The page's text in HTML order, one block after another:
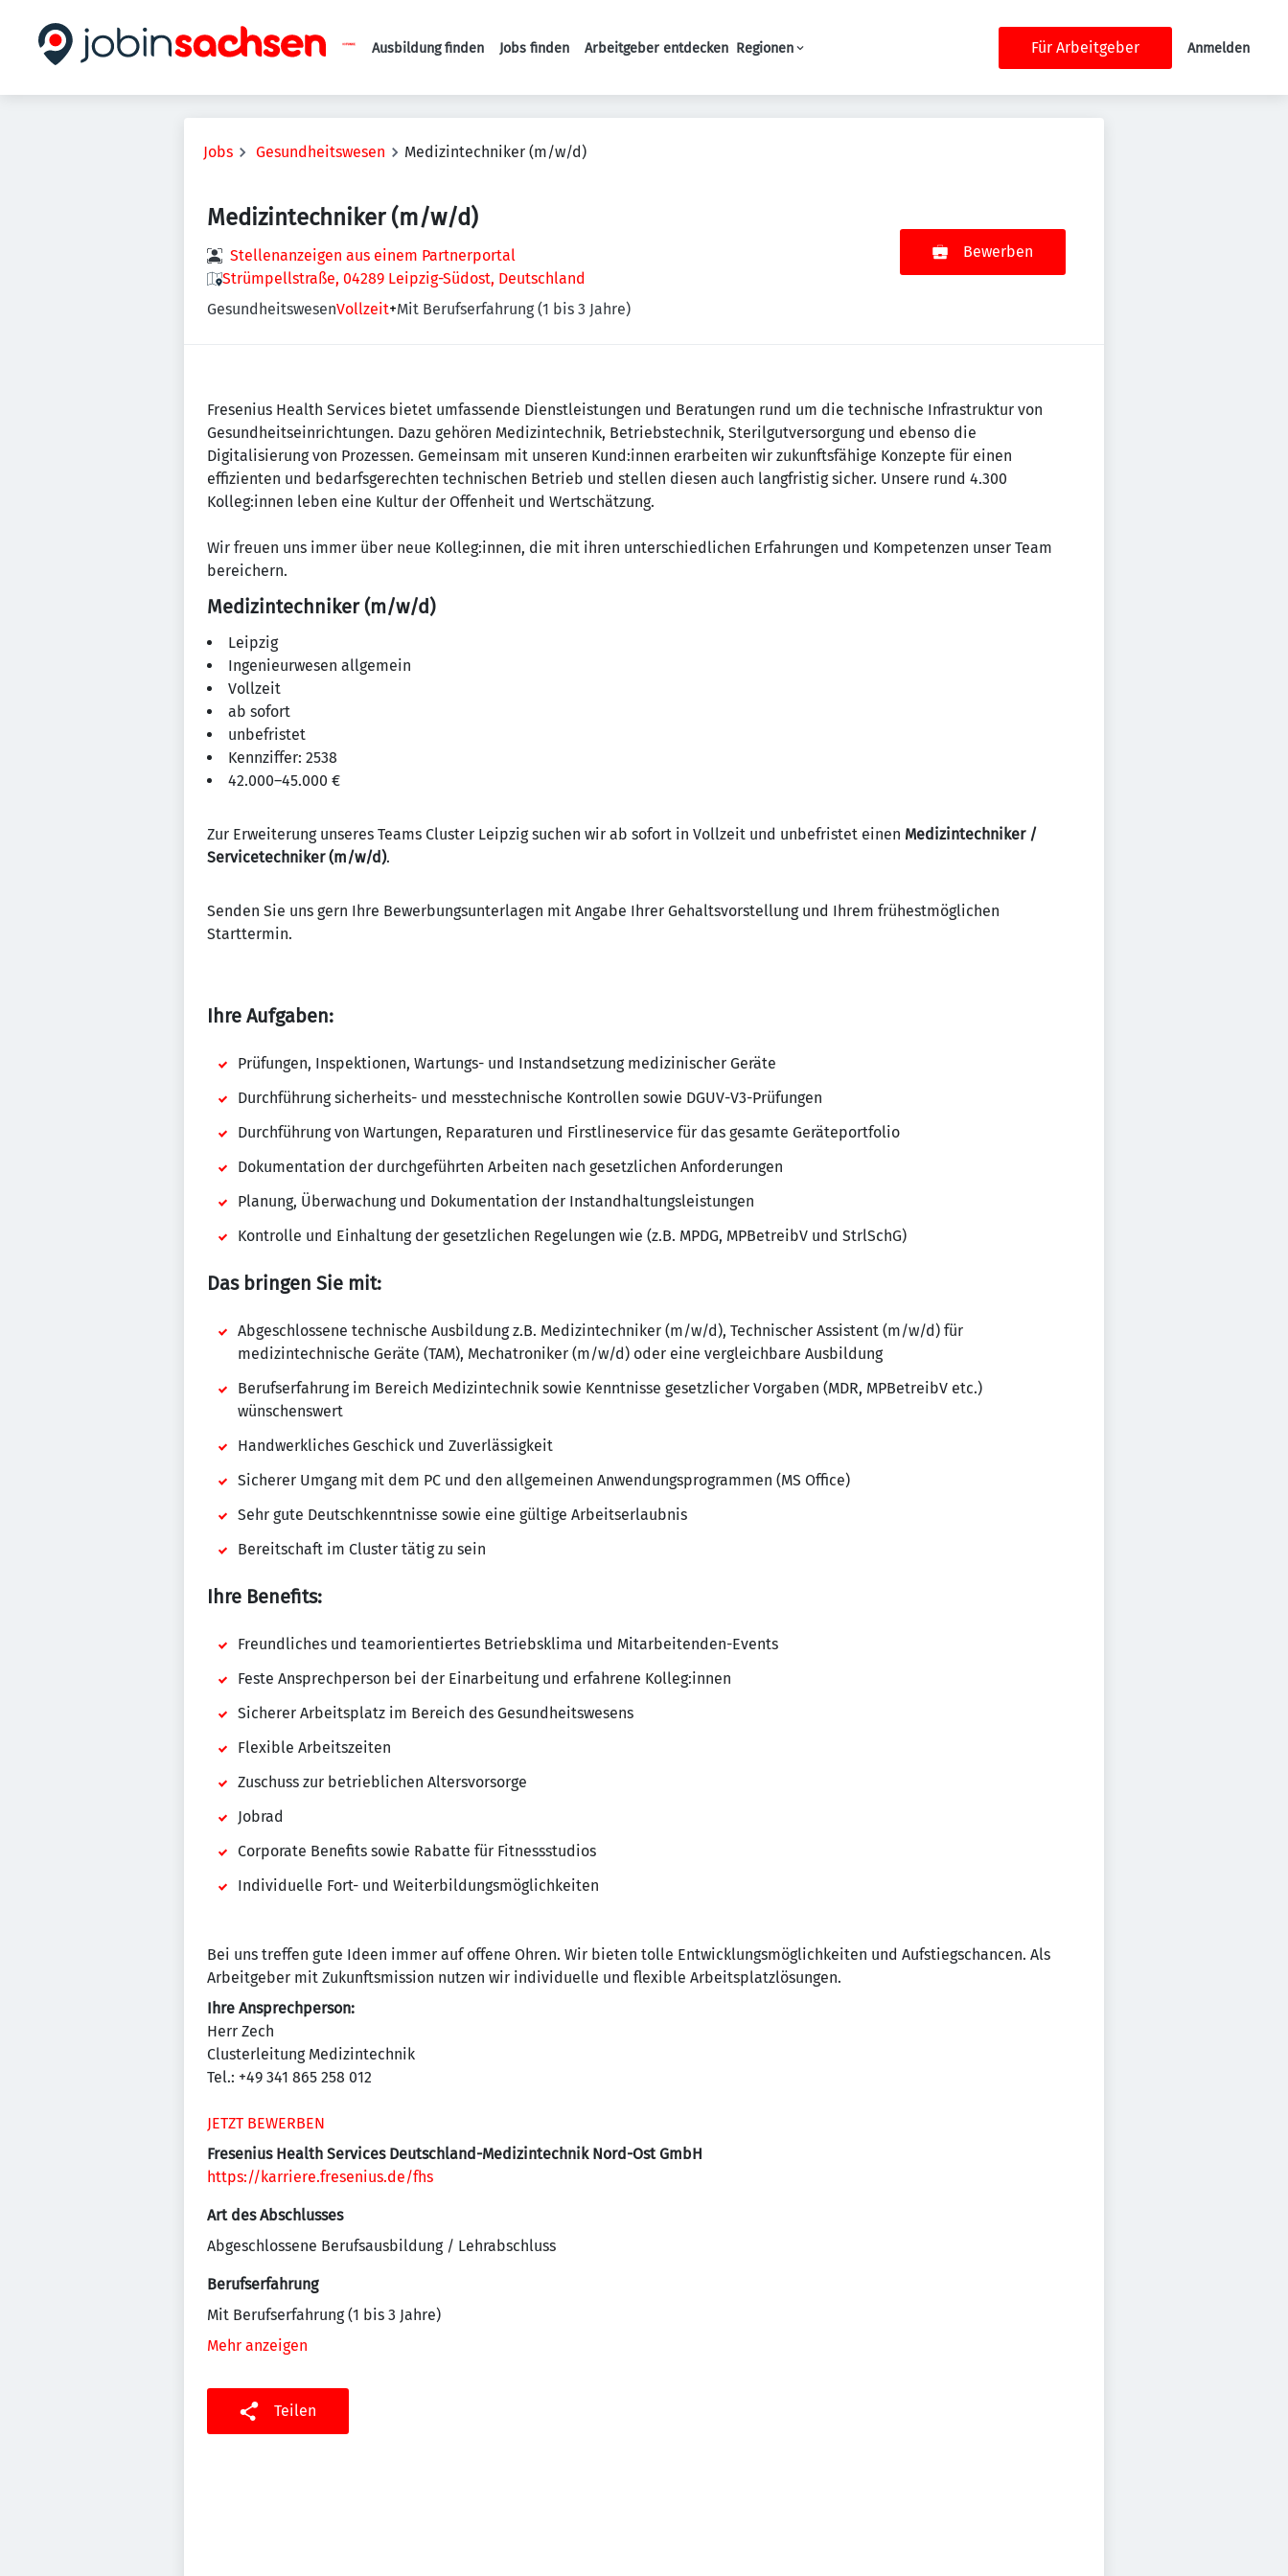
Haupt-Navigation
Ausbildung finden Jobs finden Arbeitgeber entdecken Regionen Für Arbeitgeber Anmelden
Jobs Gesundheitswesen Medizintechniker (m/w/d)
Medizintechniker (m/w/d)
Stellenanzeigen aus einem Partnerportal
Strümpellstraße, 04289 Leipzig-Südost, Deutschland
GesundheitswesenVollzeit+Mit Berufserfahrung (1 bis 3 Jahre)
Bewerben
Fresenius Health Services bietet umfassende Dienstleistungen und Beratungen rund um die technische Infrastruktur von
Gesundheitseinrichtungen. Dazu gehören Medizintechnik, Betriebstechnik, Sterilgutversorgung und ebenso die
Digitalisierung von Prozessen. Gemeinsam mit unseren Kund:innen erarbeiten wir zukunftsfähige Konzepte für einen
effizienten und bedarfsgerechten technischen Betrieb und stellen diesen auch langfristig sicher. Unsere rund 4.300
Kolleg:innen leben eine Kultur der Offenheit und Wertschätzung.
Wir freuen uns immer über neue Kolleg:innen, die mit ihren unterschiedlichen Erfahrungen und Kompetenzen unser Team
bereichern.
Medizintechniker (m/w/d)
Leipzig
Ingenieurwesen allgemein
Vollzeit
ab sofort
unbefristet
Kennziffer: 2538
42.000–45.000 €
Zur Erweiterung unseres Teams Cluster Leipzig suchen wir ab sofort in Vollzeit und unbefristet einen Medizintechniker /
Servicetechniker (m/w/d).
Senden Sie uns gern Ihre Bewerbungsunterlagen mit Angabe Ihrer Gehaltsvorstellung und Ihrem frühestmöglichen
Starttermin.
Ihre Aufgaben:
Prüfungen, Inspektionen, Wartungs- und Instandsetzung medizinischer Geräte
Durchführung sicherheits- und messtechnische Kontrollen sowie DGUV-V3-Prüfungen
Durchführung von Wartungen, Reparaturen und Firstlineservice für das gesamte Geräteportfolio
Dokumentation der durchgeführten Arbeiten nach gesetzlichen Anforderungen
Planung, Überwachung und Dokumentation der Instandhaltungsleistungen
Kontrolle und Einhaltung der gesetzlichen Regelungen wie (z.B. MPDG, MPBetreibV und StrlSchG)
Das bringen Sie mit:
Abgeschlossene technische Ausbildung z.B. Medizintechniker (m/w/d), Technischer Assistent (m/w/d) für
medizintechnische Geräte (TAM), Mechatroniker (m/w/d) oder eine vergleichbare Ausbildung
Berufserfahrung im Bereich Medizintechnik sowie Kenntnisse gesetzlicher Vorgaben (MDR, MPBetreibV etc.)
wünschenswert
Handwerkliches Geschick und Zuverlässigkeit
Sicherer Umgang mit dem PC und den allgemeinen Anwendungsprogrammen (MS Office)
Sehr gute Deutschkenntnisse sowie eine gültige Arbeitserlaubnis
Bereitschaft im Cluster tätig zu sein
Ihre Benefits:
Freundliches und teamorientiertes Betriebsklima und Mitarbeitenden-Events
Feste Ansprechperson bei der Einarbeitung und erfahrene Kolleg:innen
Sicherer Arbeitsplatz im Bereich des Gesundheitswesens
Flexible Arbeitszeiten
Zuschuss zur betrieblichen Altersvorsorge
Jobrad
Corporate Benefits sowie Rabatte für Fitnessstudios
Individuelle Fort- und Weiterbildungsmöglichkeiten
Bei uns treffen gute Ideen immer auf offene Ohren. Wir bieten tolle Entwicklungsmöglichkeiten und Aufstiegschancen. Als
Arbeitgeber mit Zukunftsmission nutzen wir individuelle und flexible Arbeitsplatzlösungen.
Ihre Ansprechperson:
Herr Zech
Clusterleitung Medizintechnik
Tel.: +49 341 865 258 012
JETZT BEWERBEN
Fresenius Health Services Deutschland-Medizintechnik Nord-Ost GmbH
https://karriere.fresenius.de/fhs
Art des Abschlusses
Abgeschlossene Berufsausbildung / Lehrabschluss
Berufserfahrung
Mit Berufserfahrung (1 bis 3 Jahre)
Mehr anzeigen
Teilen